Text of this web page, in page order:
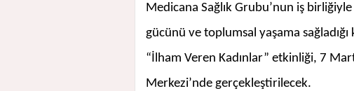
Medicana Sağlık Grubu’nun iş
gücünü ve toplumsal yaşama
“İlham Veren Kadınlar” etkinliği, 7
Merkezi’nde gerçekleştirilecek.